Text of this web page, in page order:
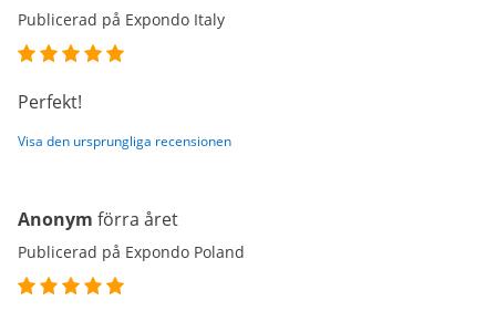
Publicerad på Expondo Italy
Perfekt!
Visa den ursprungliga recensionen
Anonym förra året
Publicerad på Expondo Poland